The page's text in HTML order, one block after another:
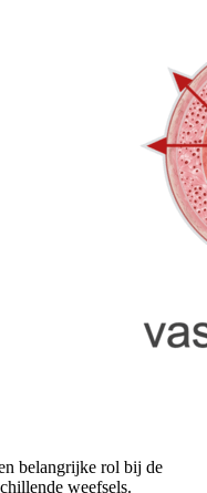
belangrijke rol bij de
weefsels.